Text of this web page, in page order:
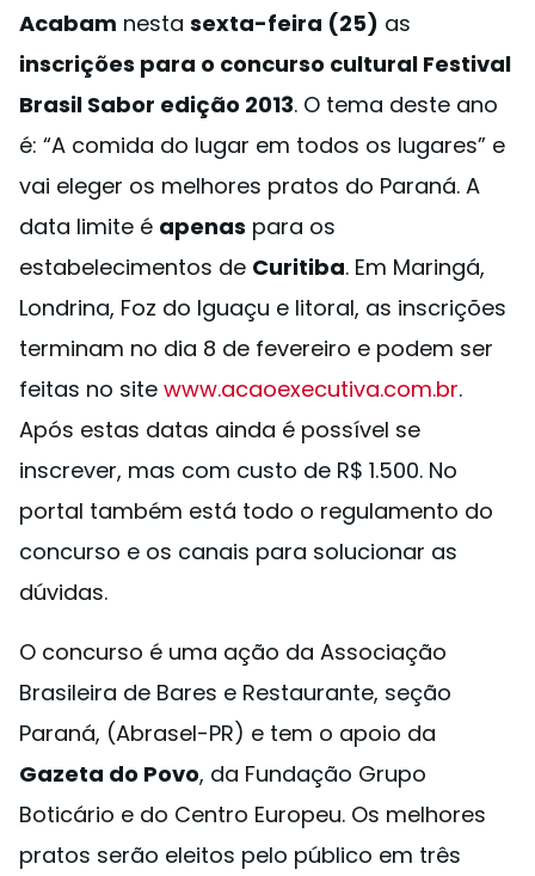
Acabam nesta sexta-feira (25) as
inscrições para o concurso cultural Festival
Brasil Sabor edição 2013. O tema deste ano
é: “A comida do lugar em todos os lugares” e
vai eleger os melhores pratos do Paraná. A
data limite é apenas para os
estabelecimentos de Curitiba. Em Maringá,
Londrina, Foz do Iguaçu e litoral, as inscrições
terminam no dia 8 de fevereiro e podem ser
feitas no site www.acaoexecutiva.com.br.
Após estas datas ainda é possível se
inscrever, mas com custo de R$ 1.500. No
portal também está todo o regulamento do
concurso e os canais para solucionar as
dúvidas.
O concurso é uma ação da Associação
Brasileira de Bares e Restaurante, seção
Paraná, (Abrasel-PR) e tem o apoio da
Gazeta do Povo, da Fundação Grupo
Boticário e do Centro Europeu. Os melhores
pratos serão eleitos pelo público em três